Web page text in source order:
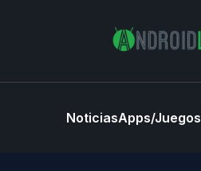
NoticiasApps/Juegos